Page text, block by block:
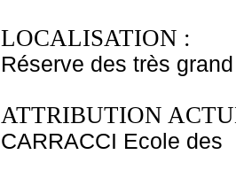
LOCALISATION :
Réserve des très
ATTRIBUTION
CARRACCI Ecole des